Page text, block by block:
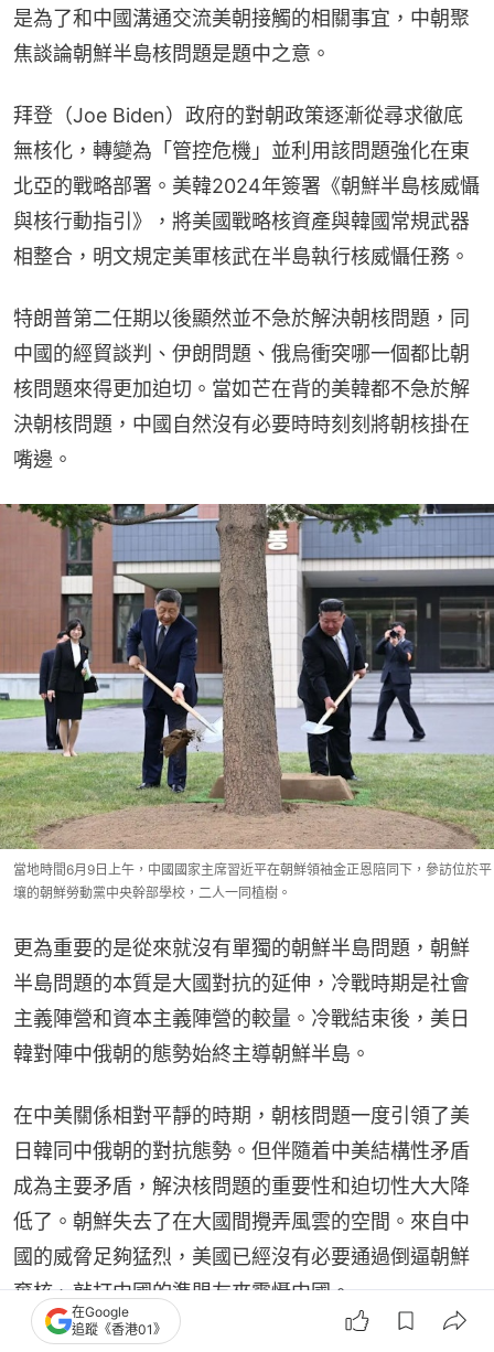
是為了和中國溝通交流美朝接觸的相關事宜，中朝聚
焦談論朝鮮半島核問題是題中之意。
拜登（Joe Biden）政府的對朝政策逐漸從尋求徹底
無核化，轉變為「管控危機」並利用該問題強化在東
北亞的戰略部署。美韓2024年簽署《朝鮮半島核威懾
與核行動指引》，將美國戰略核資產與韓國常規武器
相整合，明文規定美軍核武在半島執行核威懾任務。
特朗普第二任期以後顯然並不急於解決朝核問題，同
中國的經貿談判、伊朗問題、俄烏衝突哪一個都比朝
核問題來得更加迫切。當如芒在背的美韓都不急於解
決朝核問題，中國自然沒有必要時時刻刻將朝核掛在
嘴邊。
當地時間6月9日上午，中國國家主席習近平在朝鮮領袖金正恩陪同下，參訪位於平
壤的朝鮮勞動黨中央幹部學校，二人一同植樹。
更為重要的是從來就沒有單獨的朝鮮半島問題，朝鮮
半島問題的本質是大國對抗的延伸，冷戰時期是社會
主義陣營和資本主義陣營的較量。冷戰結束後，美日
韓對陣中俄朝的態勢始終主導朝鮮半島。
在中美關係相對平靜的時期，朝核問題一度引領了美
日韓同中俄朝的對抗態勢。但伴隨着中美結構性矛盾
成為主要矛盾，解決核問題的重要性和迫切性大大降
低了。朝鮮失去了在大國間攪弄風雲的空間。來自中
國的威脅足夠猛烈，美國已經沒有必要通過倒逼朝鮮
棄核、敲打中國的準盟友來震懾中國。
在Google
追蹤《香港01》